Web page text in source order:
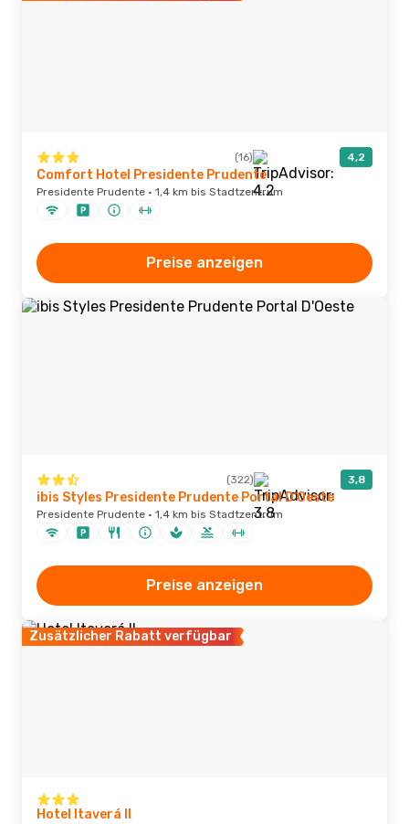
(16) 4,2
Comfort Hotel Presidente Prudente
Presidente Prudente · 1,4 km bis Stadtzentrum
Preise anzeigen
(322) 3,8
ibis Styles Presidente Prudente Portal D'Oeste
Presidente Prudente · 1,4 km bis Stadtzentrum
Preise anzeigen
Zusätzlicher Rabatt verfügbar
Hotel Itaverá ll